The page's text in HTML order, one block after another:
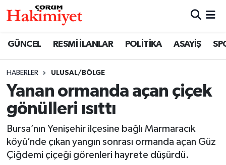
GÜNCEL RESMİ İLANLAR POLİTİKA ASAYİŞ
HABERLER ULUSAL/BÖLGE
Yanan ormanda açan çiçek
gönülleri ısıttı
Bursa’nın Yenişehir ilçesine bağlı Marmaracık
köyü’nde çıkan yangın sonrası ormanda açan Güz
Çiğdemi çiçeği görenleri hayrete düşürdü.
SAĞLIK
ASAYİŞ
EKONOMİ
Nöbetçi Eczaneler
Çorum Namaz Vakitleri
Trafik Durumu
Süper Lig Puan Durumu ve Fikstür